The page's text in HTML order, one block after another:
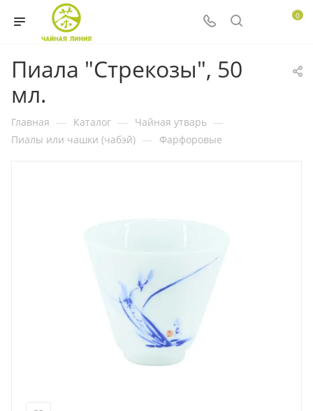
0
Пиала "Стрекозы", 50
мл.
Главная — Каталог — Чайная утварь —
Пиалы или чашки (чабэй) — Фарфоровые